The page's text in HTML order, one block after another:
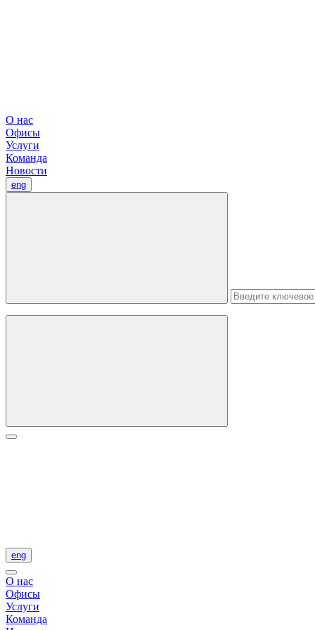
О нас
Офисы
Услуги
Команда
Новости
eng
eng
О нас
Офисы
Услуги
Команда